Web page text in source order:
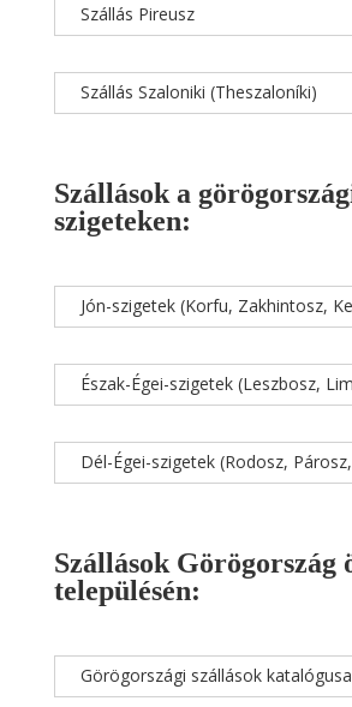
Szállás Pireusz
Szállás Szaloniki (Theszaloníki)
Szállások a
szigeteken:
Jón-szigetek (Korfu, Zakhintosz,
Észak-Égei-szigetek (Leszbosz,
Dél-Égei-szigetek (Rodosz,
Szállások Görögország
településén:
Görögországi szállások katalógusa